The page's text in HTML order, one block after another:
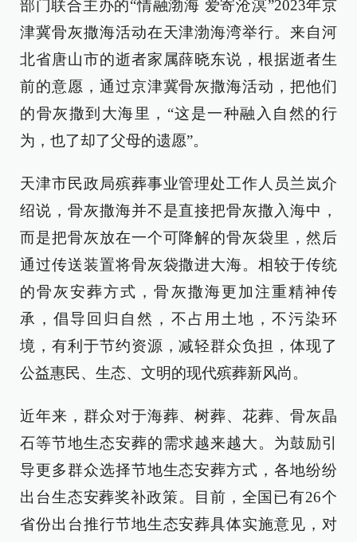
部门联合主办的“情融渤海 爱寄沧溟”2023年京
津冀骨灰撒海活动在天津渤海湾举行。来自河
北省唐山市的逝者家属薛晓东说，根据逝者生
前的意愿，通过京津冀骨灰撒海活动，把他们
的骨灰撒到大海里，“这是一种融入自然的行
为，也了却了父母的遗愿”。
天津市民政局殡葬事业管理处工作人员兰岚介
绍说，骨灰撒海并不是直接把骨灰撒入海中，
而是把骨灰放在一个可降解的骨灰袋里，然后
通过传送装置将骨灰袋撒进大海。相较于传统
的骨灰安葬方式，骨灰撒海更加注重精神传
承，倡导回归自然，不占用土地，不污染环
境，有利于节约资源，减轻群众负担，体现了
公益惠民、生态、文明的现代殡葬新风尚。
近年来，群众对于海葬、树葬、花葬、骨灰晶
石等节地生态安葬的需求越来越大。为鼓励引
导更多群众选择节地生态安葬方式，各地纷纷
出台生态安葬奖补政策。目前，全国已有26个
省份出台推行节地生态安葬具体实施意见，对